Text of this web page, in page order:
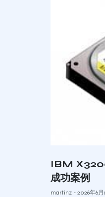
IBM
成功案例
martinz 2026年6月